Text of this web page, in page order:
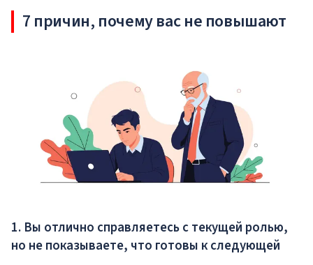
7 причин, почему вас не повышают
1. Вы отлично справляетесь с текущей ролью,
но не показываете, что готовы к следующей